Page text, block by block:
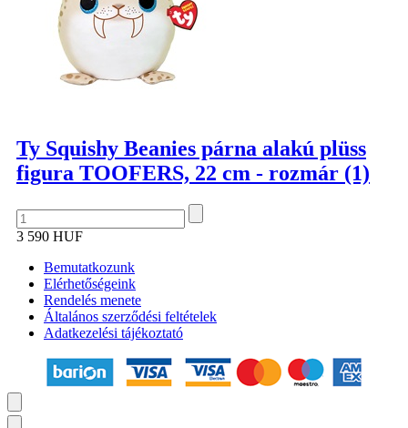
Ty Squishy Beanies párna alakú plüss
figura TOOFERS, 22 cm - rozmár (1)
3 590 HUF
Bemutatkozunk
Elérhetőségeink
Rendelés menete
Általános szerződési feltételek
Adatkezelési tájékoztató